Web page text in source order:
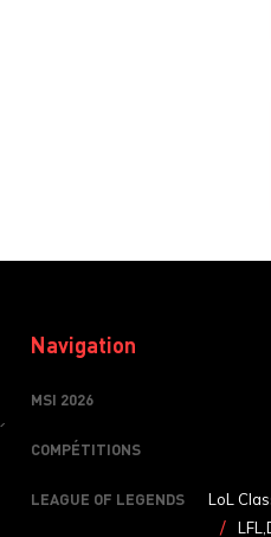
Navigation
MSI 2026
COMPÉTITIONS
LEAGUE OF LEGENDS LoL